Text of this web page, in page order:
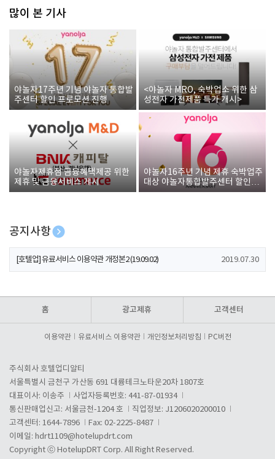
많이 본 기사
야놀자17주년 기념 야놀자 통합발
주센터 할인 프로모션 진행
<야놀자 MRO, 숙박업소 위한 삼
성전자 가전제품 특가 개시>
야놀자제휴점 금융혜택제공 위한
제휴 및 금융서비스 게시
야놀자16주년 기념 제휴 숙박업주
대상 야놀자통합발주센터 할인쿠
폰 증정
공지사항
[호텔업] 개인정보 처리방침 개정본1 (19.09.02)
[호텔업] 유료서비스 이용약관 개정본2 (19.09.02) 2019.07.30
홈 광고제휴 고객센터
이용약관 유료서비스 이용약관 개인정보처리방침 PC버전
주식회사 호텔업디알티
서울특별시 금천구 가산동 691 대륭테크노타운20차 1807호
대표이사: 이송주
사업자등록번호: 441-87-01934
통신판매업신고: 서울금천-1204 호
직업정보: J1206020200010
고객센터: 1644-7896
Fax: 02-2225-8487
이메일: hdrt1109@hotelupdrt.com
Copyright ⓒ HotelupDRT Corp. All Right Reserved.